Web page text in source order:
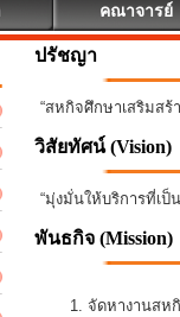
คณาจารย์
ปรัชญา
“สหกิจศึกษาเสริมส
วิสัยทัศน์ (Vision)
“มุ่งมั่นให้บริการที่เป็
พันธกิจ (Mission)
จัดหางานสห